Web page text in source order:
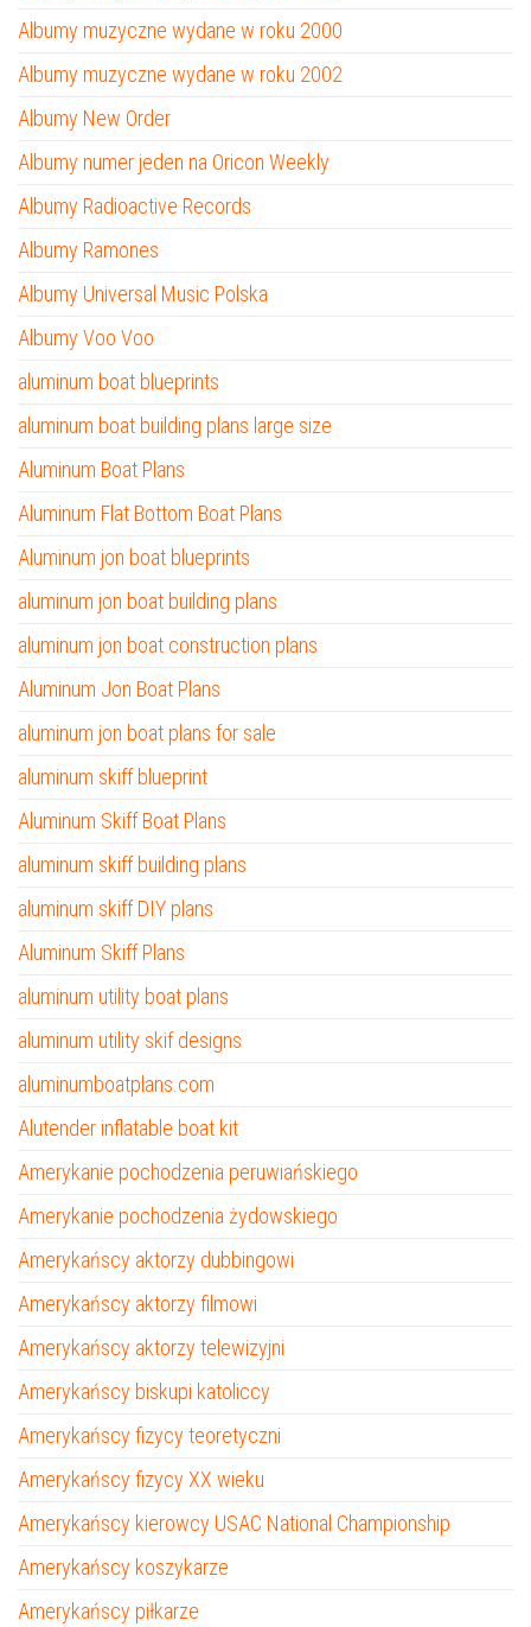
Albumy muzyczne wydane w roku 2000
Albumy muzyczne wydane w roku 2002
Albumy New Order
Albumy numer jeden na Oricon Weekly
Albumy Radioactive Records
Albumy Ramones
Albumy Universal Music Polska
Albumy Voo Voo
aluminum boat blueprints
aluminum boat building plans large size
Aluminum Boat Plans
Aluminum Flat Bottom Boat Plans
Aluminum jon boat blueprints
aluminum jon boat building plans
aluminum jon boat construction plans
Aluminum Jon Boat Plans
aluminum jon boat plans for sale
aluminum skiff blueprint
Aluminum Skiff Boat Plans
aluminum skiff building plans
aluminum skiff DIY plans
Aluminum Skiff Plans
aluminum utility boat plans
aluminum utility skif designs
aluminumboatplans.com
Alutender inflatable boat kit
Amerykanie pochodzenia peruwiańskiego
Amerykanie pochodzenia żydowskiego
Amerykańscy aktorzy dubbingowi
Amerykańscy aktorzy filmowi
Amerykańscy aktorzy telewizyjni
Amerykańscy biskupi katoliccy
Amerykańscy fizycy teoretyczni
Amerykańscy fizycy XX wieku
Amerykańscy kierowcy USAC National Championship
Amerykańscy koszykarze
Amerykańscy piłkarze